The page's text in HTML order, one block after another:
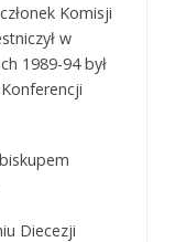
Komisji
w
1989-94 był
Diecezji